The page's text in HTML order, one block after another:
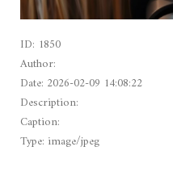
ID: 1850
Author:
Date: 2026-02-09 14:08:22
Description:
Caption:
Type: image/jpeg